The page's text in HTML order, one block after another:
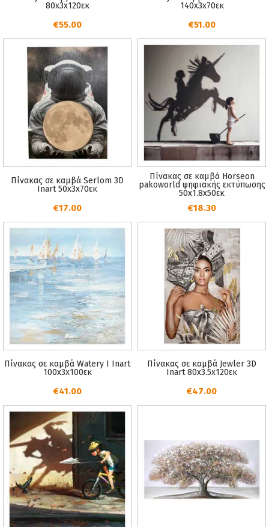
80x3x120εκ
€55.00
140x3x70εκ
€51.00
Πίνακας σε καμβά Serlom 3D
Inart 50x3x70εκ
€17.00
Πίνακας σε καμβά Horseon
pakoworld ψηφιακής εκτύπωσης
50x1.8x50εκ
€18.30
Πίνακας σε καμβά Watery I Inart
100x3x100εκ
€41.00
Πίνακας σε καμβά Jewler 3D
Inart 80x3.5x120εκ
€47.00